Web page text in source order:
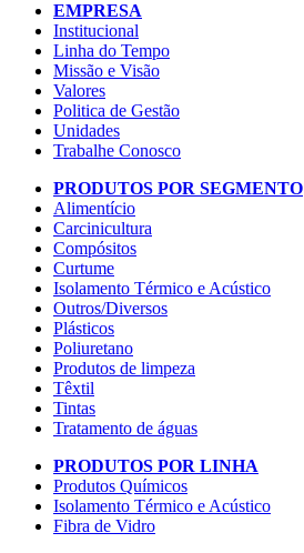
EMPRESA
Institucional
Linha do Tempo
Missão e Visão
Valores
Politica de Gestão
Unidades
Trabalhe Conosco
PRODUTOS POR SEGMENTO
Alimentício
Carcinicultura
Compósitos
Curtume
Isolamento Térmico e Acústico
Outros/Diversos
Plásticos
Poliuretano
Produtos de limpeza
Têxtil
Tintas
Tratamento de águas
PRODUTOS POR LINHA
Produtos Químicos
Isolamento Térmico e Acústico
Fibra de Vidro